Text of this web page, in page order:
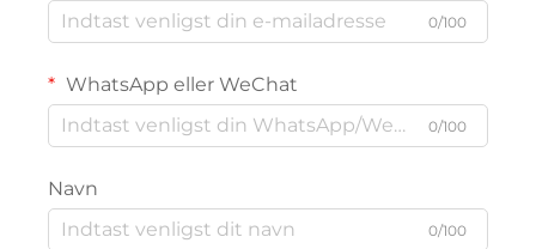
0/100
WhatsApp eller WeChat
0/100
Navn
0/100